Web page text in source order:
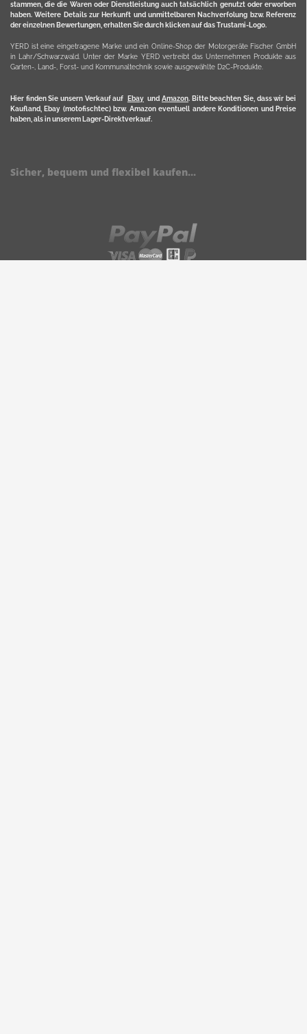
stammen, die die Waren oder Dienstleistung auch tatsächlich genutzt oder erworben
haben. Weitere Details zur Herkunft und unmittelbaren Nachverfolung bzw. Referenz
der einzelnen Bewertungen, erhalten Sie durch klicken auf das Trustami-Logo.
YERD ist eine eingetragene Marke und ein Online-Shop der Motorgeräte Fischer GmbH
in Lahr/Schwarzwald. Unter der Marke YERD vertreibt das Unternehmen Produkte aus
Garten-, Land-, Forst- und Kommunaltechnik sowie ausgewählte D2C-Produkte.
Hier finden Sie unsern Verkauf auf Ebayund Amazon. Bitte beachten Sie, dass wir bei
Kaufland, Ebay (motofischtec) bzw. Amazon eventuell andere Konditionen und Preise
haben, als in unserem Lager-Direktverkauf.
Sicher, bequem und flexibel kaufen...